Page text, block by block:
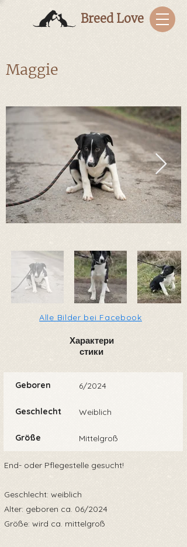
Breed Love
Maggie
Alle Bilder bei Facebook
Характери
стики
Geboren 6/2024
Geschlecht Weiblich
Größe Mittelgroß
End- oder Pflegestelle gesucht!
Geschlecht: weiblich
Alter: geboren ca. 06/2024
Größe: wird ca. mittelgroß